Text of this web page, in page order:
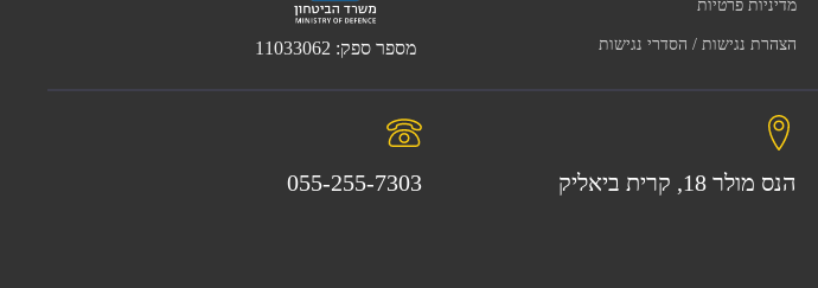
מדיניות פרטיות
הצהרת נגישות / הסדרי נגישות מספר ספק: 11033062
הנס מולר 18, קרית ביאליק 055-255-7303